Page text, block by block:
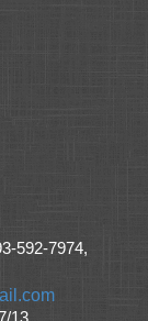
592-7974,
13